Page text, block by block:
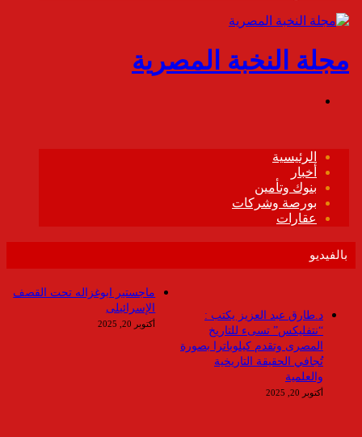
بالفيديو
ماجستير ابوغزاله تحت القصف
الإسرائيلى
أكتوبر 20, 2025
د.طارق عبد العزيز يكتب :
“نتفليكس” تسىء للتاريخ
المصرى وتقدم كيلوباترا بصورة
تُجافي الحقيقة التاريخية
والعلمية
أكتوبر 20, 2025